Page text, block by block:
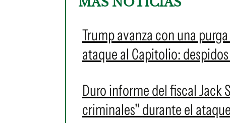
Trump avanza con una
ataque al Capitolio:
Duro informe del fiscal Jack
criminales" durante el